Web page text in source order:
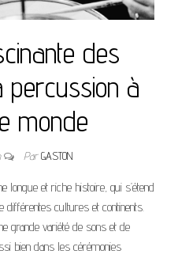
des
à
monde
ParGASTON
longue et riche histoire, qui s’étend
différentes cultures et continents.
grande variété de sons et de
bien dans les cérémonies